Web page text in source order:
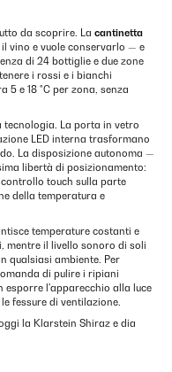
da scoprire. La cantinetta
vino e vuole conservarlo — e
di 24 bottiglie e due zone
i rossi e i bianchi
e 18 °C per zona, senza
tecnologia. La porta in vetro
LED interna trasformano
La disposizione autonoma —
libertà di posizionamento:
touch sulla parte
della temperatura e
temperature costanti e
mentre il livello sonoro di soli
qualsiasi ambiente. Per
di pulire i ripiani
esporre l'apparecchio alla luce
fessure di ventilazione.
la Klarstein Shiraz e dia